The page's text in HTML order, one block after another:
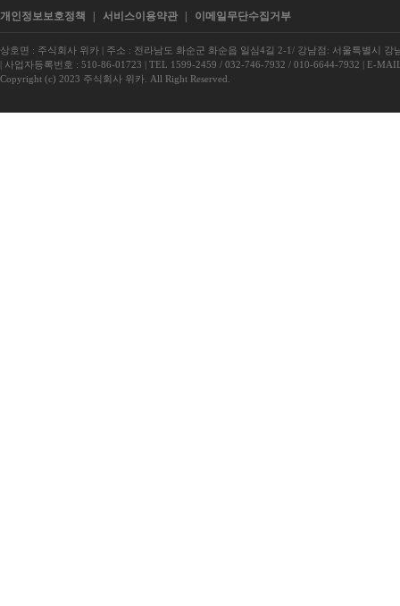
개인정보보호정책 서비스이용약관 이메일무단수집거부
상호면 : 주식회사 위카 | 주소 : 전라남도 화순군 화순읍 일심4길 2-1/ 강남점: 서울특별시 강
| 사업자등록번호 : 510-86-01723 | TEL 1599-2459 / 032-746-7932 / 010-6644-7932 | E-
Copyright (c) 2023 주식회사 위카. All Right Reserved.